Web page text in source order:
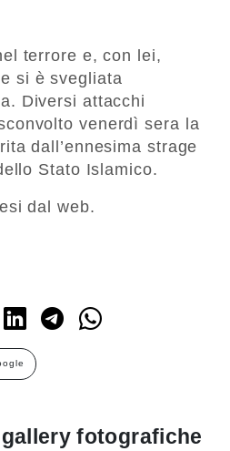
terrore e, con lei,
si è svegliata
Diversi attacchi
venerdì sera la
dall’ennesima strage
Stato Islamico.
dal web.
fotografiche